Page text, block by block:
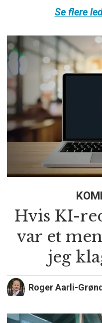
Se flere
Hvis KI-
var et
jeg
Roger Aarli-